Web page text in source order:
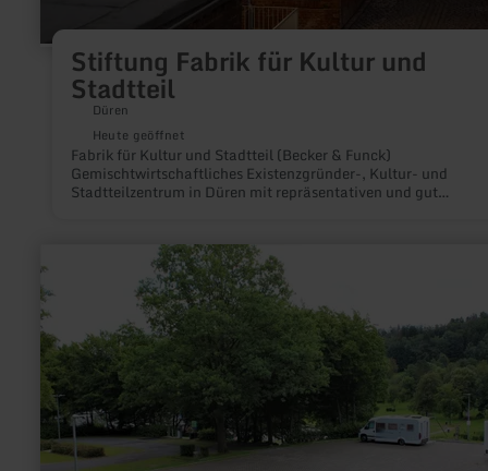
Stiftung Fabrik für Kultur und
Stadtteil
Düren
Heute geöffnet
Fabrik für Kultur und Stadtteil (Becker & Funck)
Gemischtwirtschaftliches Existenzgründer-, Kultur- und
Stadtteilzentrum in Düren mit repräsentativen und gut
erfahren
zu:
Wohnmobilstellplatz
Rurberg